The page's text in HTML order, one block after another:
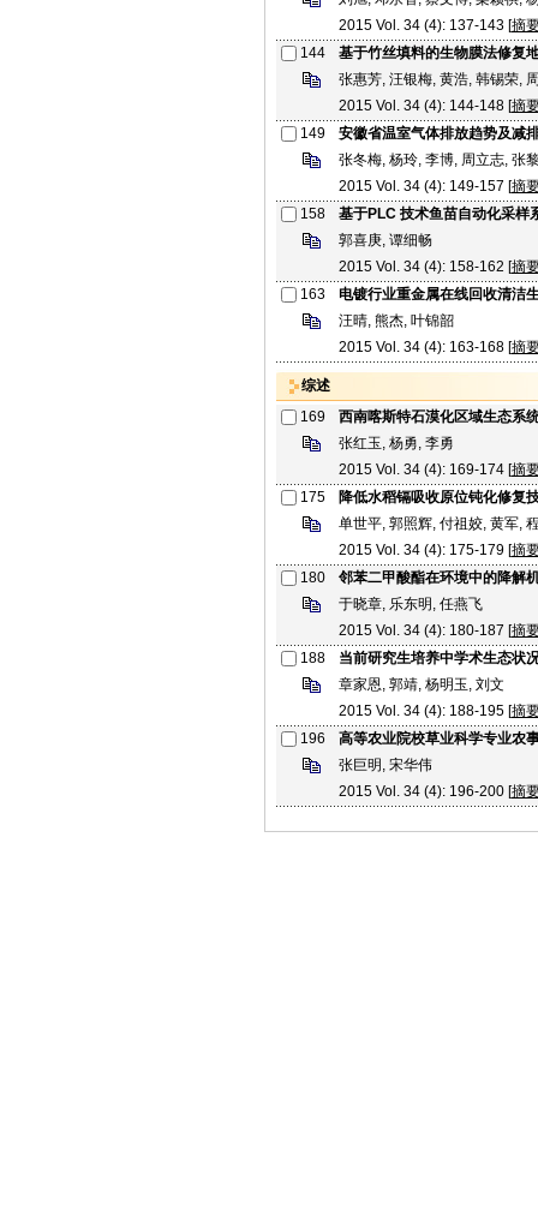
2015 Vol. 34 (4): 137-143 [摘
144
基于竹丝填料的生物膜法修复
张惠芳, 汪银梅, 黄浩, 韩锡荣,
2015 Vol. 34 (4): 144-148 [摘
149
安徽省温室气体排放趋势及减
张冬梅, 杨玲, 李博, 周立志, 张
2015 Vol. 34 (4): 149-157 [摘
158
基于PLC 技术鱼苗自动化采样
郭喜庚, 谭细畅
2015 Vol. 34 (4): 158-162 [摘
163
电镀行业重金属在线回收清洁
汪晴, 熊杰, 叶锦韶
2015 Vol. 34 (4): 163-168 [摘
综述
169
西南喀斯特石漠化区域生态系
张红玉, 杨勇, 李勇
2015 Vol. 34 (4): 169-174 [摘
175
降低水稻镉吸收原位钝化修复
单世平, 郭照辉, 付祖姣, 黄军,
2015 Vol. 34 (4): 175-179 [摘
180
邻苯二甲酸酯在环境中的降解
于晓章, 乐东明, 任燕飞
2015 Vol. 34 (4): 180-187 [摘
188
当前研究生培养中学术生态状
章家恩, 郭靖, 杨明玉, 刘文
2015 Vol. 34 (4): 188-195 [摘
196
高等农业院校草业科学专业农
张巨明, 宋华伟
2015 Vol. 34 (4): 196-200 [摘